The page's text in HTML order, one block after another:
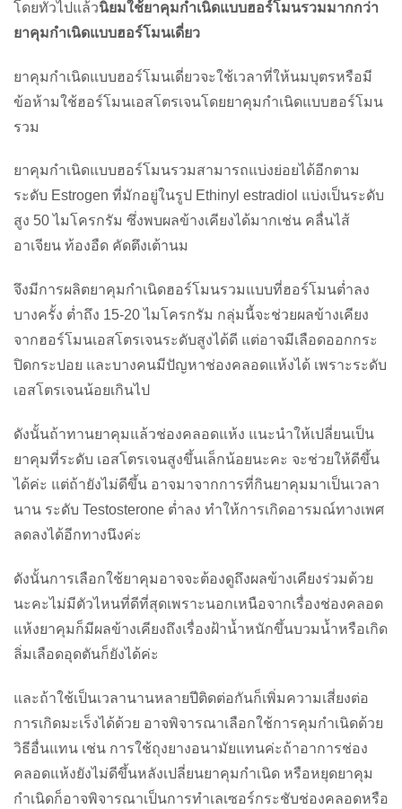
โดยทั่วไปแล้วนิยมใช้ยาคุมกำเนิดแบบฮอร์โมนรวมมากกว่า
ยาคุมกำเนิดแบบฮอร์โมนเดี่ยว
ยาคุมกำเนิดแบบฮอร์โมนเดี่ยวจะใช้เวลาที่ให้นมบุตรหรือมี
ข้อห้ามใช้ฮอร์โมนเอสโตรเจนโดยยาคุมกำเนิดแบบฮอร์โมน
รวม
ยาคุมกำเนิดแบบฮอร์โมนรวมสามารถแบ่งย่อยได้อีกตาม
ระดับ Estrogen ที่มักอยู่ในรูป Ethinyl estradiol แบ่งเป็นระดับ
สูง 50ไมโครกรัม ซึ่งพบผลข้างเคียงได้มากเช่น คลื่นไส้
อาเจียน ท้องอืด คัดตึงเต้านม
จึงมีการผลิตยาคุมกำเนิดฮอร์โมนรวมแบบที่ฮอร์โมนต่ำลง
บางครั้ง ต่ำถึง 15-20ไมโครกรัม กลุ่มนี้จะช่วยผลข้างเคียง
จากฮอร์โมนเอสโตรเจนระดับสูงได้ดี แต่อาจมีเลือดออกกระ
ปิดกระปอย และบางคนมีปัญหาช่องคลอดแห้งได้ เพราะระดับ
เอสโตรเจนน้อยเกินไป
ดังนั้นถ้าทานยาคุมแล้วช่องคลอดแห้ง แนะนำให้เปลี่ยนเป็น
ยาคุมที่ระดับ เอสโตรเจนสูงขึ้นเล็กน้อยนะคะ จะช่วยให้ดีขึ้น
ได้ค่ะ แต่ถ้ายังไม่ดีขึ้น อาจมาจากการที่กินยาคุมมาเป็นเวลา
นาน ระดับ Testosterone ต่ำลง ทำให้การเกิดอารมณ์ทางเพศ
ลดลงได้อีกทางนึงค่ะ
ดังนั้นการเลือกใช้ยาคุมอาจจะต้องดูถึงผลข้างเคียงร่วมด้วย
นะคะไม่มีตัวไหนที่ดีที่สุดเพราะนอกเหนือจากเรื่องช่องคลอด
แห้งยาคุมก็มีผลข้างเคียงถึงเรื่องฝ้าน้ำหนักขึ้นบวมน้ำหรือเกิด
ลิ่มเลือดอุดตันก็ยังได้ค่ะ
และถ้าใช้เป็นเวลานานหลายปีติดต่อกันก็เพิ่มความเสี่ยงต่อ
การเกิดมะเร็งได้ด้วย อาจพิจารณาเลือกใช้การคุมกำเนิดด้วย
วิธีอื่นแทน เช่น การใช้ถุงยางอนามัยแทนค่ะถ้าอาการช่อง
คลอดแห้งยังไม่ดีขึ้นหลังเปลี่ยนยาคุมกำเนิด หรือหยุดยาคุม
กำเนิดก็อาจพิจารณาเป็นการทำเลเซอร์กระชับช่องคลอดหรือ